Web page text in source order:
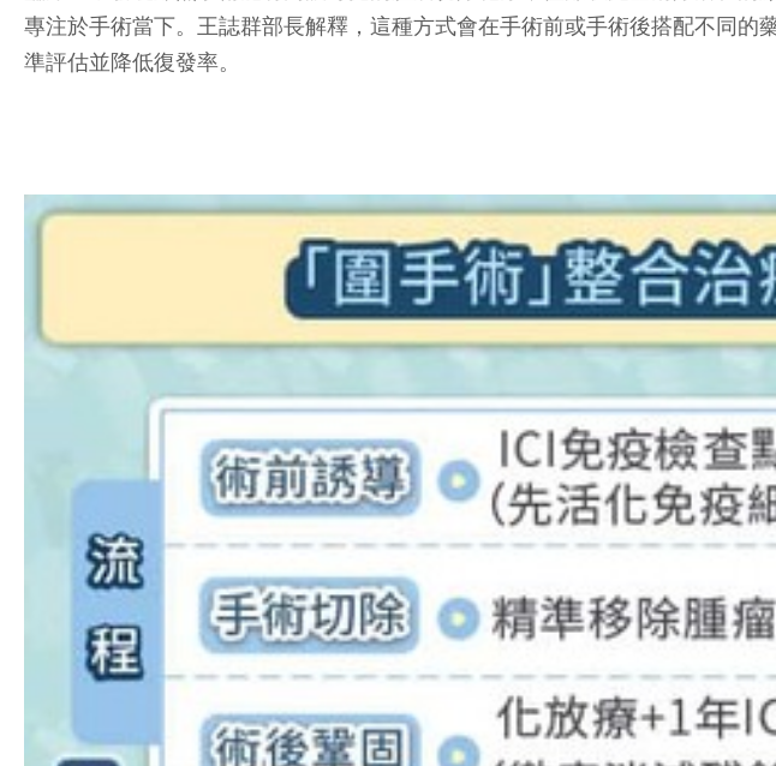
專注於手術當下。王誌群部長解釋，這種方式會在手術前或手術後搭配不同
準評估並降低復發率。